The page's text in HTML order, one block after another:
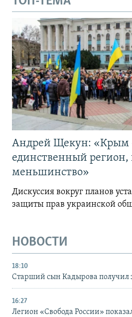
Андрей Щекун: «Крым
единственный регион,
меньшинство»
Дискуссия вокруг планов
защиты прав украинской
НОВОСТИ
18:10
Старший сын Кадырова получил
16:27
Легион «Свобода России»